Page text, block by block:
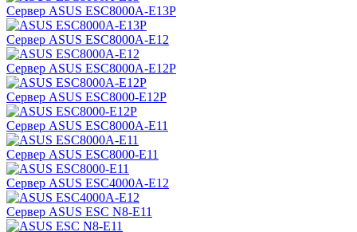
Сервер ASUS ESC8000A-E13P
Сервер ASUS ESC8000A-E12
Сервер ASUS ESC8000A-E12P
Сервер ASUS ESC8000-E12P
Сервер ASUS ESC8000A-E11
Сервер ASUS ESC8000-E11
Сервер ASUS ESC4000A-E12
Сервер ASUS ESC N8-E11